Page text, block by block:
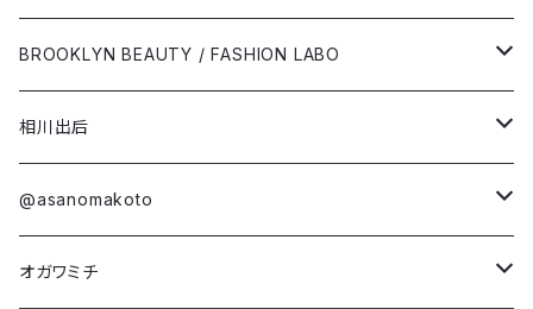
オガワミチ
柏村早織里
金森まさき
川崎未結
Long Sleeve T-shirt
Short Sleeve T-shirt
Long Sleeve T-shirt
第4弾コラボ
「NEO(n) YEAR -unicorn-」
第3弾コラボ
BROOKLYN BEAUTY / FASHION LABO
Short Sleeve T-shirt
Long Sleeve T-shirt
Damien Olsen Berdichevsky
相川出后
Short Sleeve T-shirt
Long Sleeve T-shirt
@asanomakoto
Short Sleeve T-shirt
オガワミチ